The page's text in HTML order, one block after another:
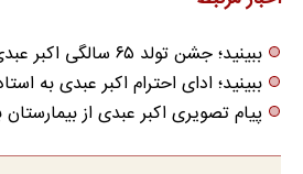
ببینید؛ جشن تولد ۶۵ سالگی اکبر عبدی
ببینید؛ ادای احترام اکبر عبدی به
پیام تصویری اکبر عبدی از